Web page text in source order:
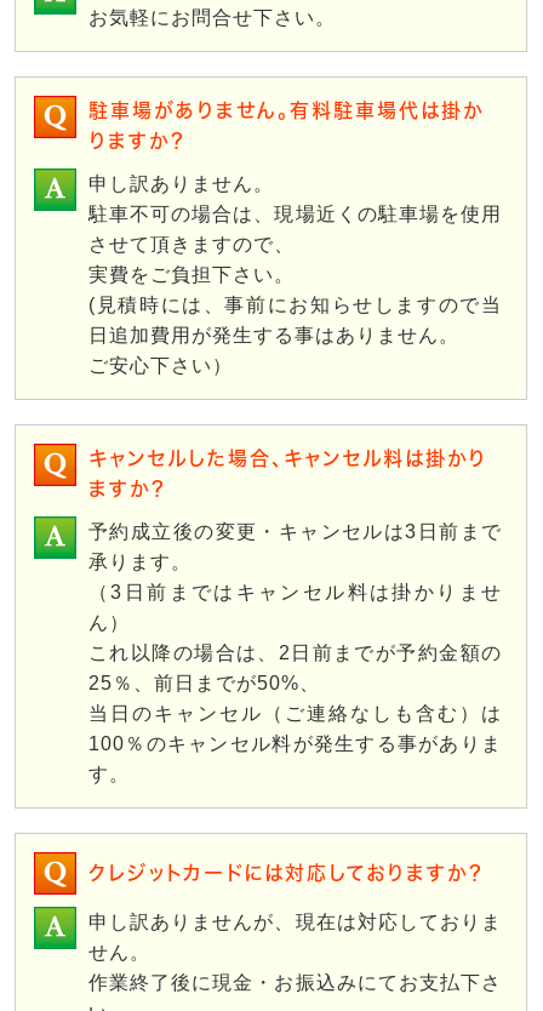
お気軽にお問合せ下さい。
駐車場がありません。有料駐車場代は掛か
りますか？
申し訳ありません。
駐車不可の場合は、現場近くの駐車場を使用
させて頂きますので、
実費をご負担下さい。
(見積時には、事前にお知らせしますので当
日追加費用が発生する事はありません。
ご安心下さい）
キャンセルした場合、キャンセル料は掛かり
ますか？
予約成立後の変更・キャンセルは3日前まで
承ります。
（3日前まではキャンセル料は掛かりませ
ん）
これ以降の場合は、2日前までが予約金額の
25％、前日までが50%、
当日のキャンセル（ご連絡なしも含む）は
100％のキャンセル料が発生する事がありま
す。
クレジットカードには対応しておりますか？
申し訳ありませんが、現在は対応しておりま
せん。
作業終了後に現金・お振込みにてお支払下さ